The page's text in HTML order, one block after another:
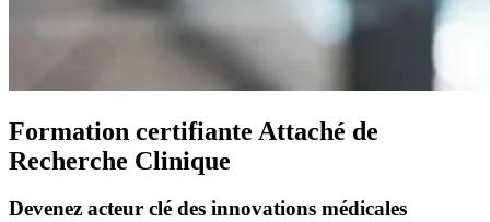
Formation certifiante Attaché de
Recherche Clinique
Devenez acteur clé des innovations médicales